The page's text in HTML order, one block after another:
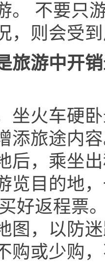
。 不要只
，则会受
旅游中开
坐火车硬
添旅途内
后，乘坐
览目的地
好返程票
图，以防
购或少购